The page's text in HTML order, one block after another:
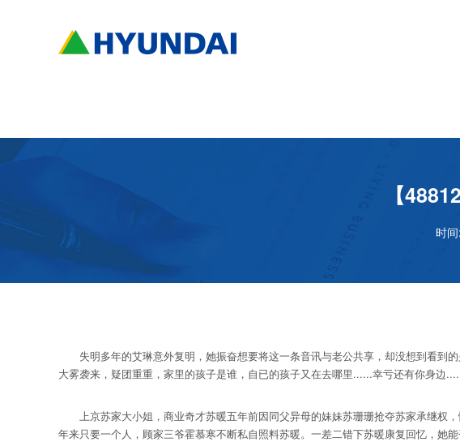
【
时
失明多年的艾琳意外复明，她振奋想要将这一条音讯与老公共享，却没想到看到的
大雾袭来，疑团重重，家里的孩子是谁，自已的孩子又在去哪里......幸亏还有你身边
上京苏家大小姐，商业奇才苏暖五年前因同父异母的妹妹苏珊珊抢夺苏家承继权
年来只要一个人，顾家三爷霍慕寒不断私自照料苏暖。一差二错下苏暖康复回忆，她